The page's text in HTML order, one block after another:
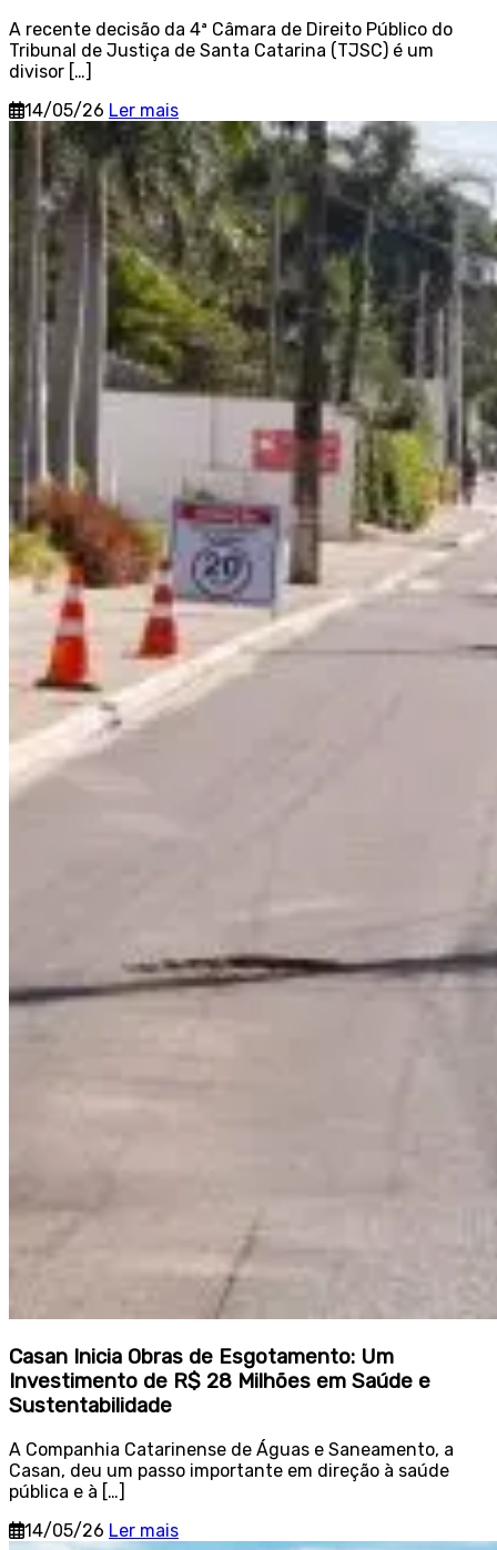
A recente decisão da 4ª Câmara de Direito Público do
Tribunal de Justiça de Santa Catarina (TJSC) é um
divisor […]
14/05/26 Ler mais
Casan Inicia Obras de Esgotamento: Um
Investimento de R$ 28 Milhões em Saúde e
Sustentabilidade
A Companhia Catarinense de Águas e Saneamento, a
Casan, deu um passo importante em direção à saúde
pública e à […]
14/05/26 Ler mais